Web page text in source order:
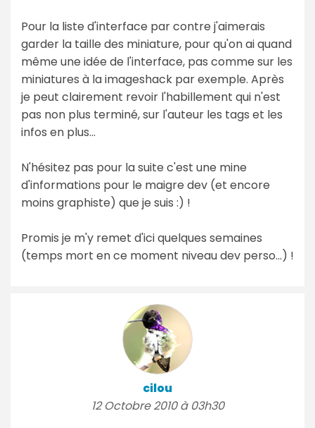
Pour la liste d'interface par contre j'aimerais
garder la taille des miniature, pour qu'on ai quand
même une idée de l'interface, pas comme sur les
miniatures à la imageshack par exemple. Après
je peut clairement revoir l'habillement qui n'est
pas non plus terminé, sur l'auteur les tags et les
infos en plus...
N'hésitez pas pour la suite c'est une mine
d'informations pour le maigre dev (et encore
moins graphiste) que je suis :) !
Promis je m'y remet d'ici quelques semaines
(temps mort en ce moment niveau dev perso...) !
cilou
12 Octobre 2010 à 03h30